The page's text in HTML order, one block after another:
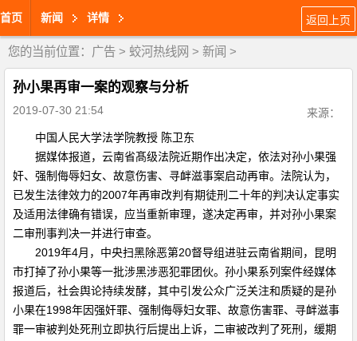
首页 新闻 详情 返回上页
您的当前位置： 广告 > 蛟河热线网 > 新闻 >
孙小果再审一案的观察与分析
2019-07-30 21:54
来源：
中国人民大学法学院教授 陈卫东
据媒体报道，云南省髙级法院近期作出决定，依法对孙小果强
奸、强制侮辱妇女、故意伤害、寻衅滋事案启动再审。法院认为，
已发生法律效力的2007年再审改判有期徒刑二十年的判决认定事实
及适用法律确有错误，应当重新审理，遂决定再审，并对孙小果案
二审刑事判决一并进行审查。
2019年4月，中央扫黑除恶第20督导组进驻云南省期间，昆明
市打掉了孙小果等一批涉黑涉恶犯罪团伙。孙小果系列案件经媒体
报道后，社会舆论持续发酵，其中引发公众广泛关注和质疑的是孙
小果在1998年因强奸罪、强制侮辱妇女罪、故意伤害罪、寻衅滋事
罪一审被判处死刑立即执行后提出上诉，二审被改判了死刑，缓期